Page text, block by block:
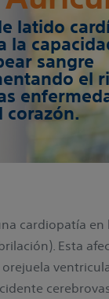
latido
la
sangre
el
corazón.
cardiopatía
Esta